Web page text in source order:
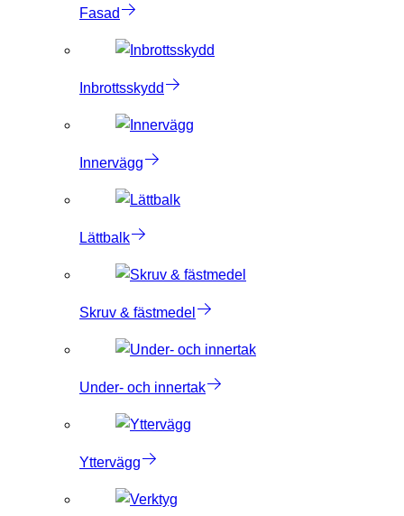
Fasad
Inbrottsskydd
Innervägg
Lättbalk
Skruv & fästmedel
Under- och innertak
Yttervägg